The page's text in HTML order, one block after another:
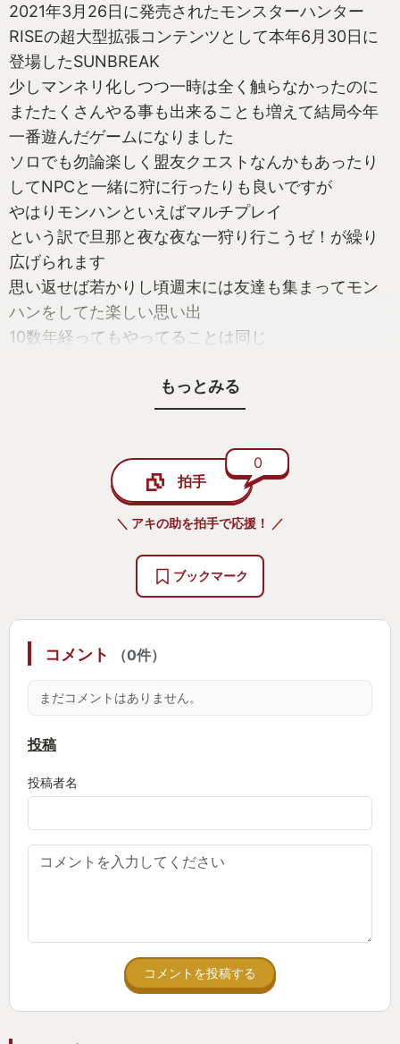
2021年3月26日に発売されたモンスターハンター
RISEの超大型拡張コンテンツとして本年6月30日に
登場したSUNBREAK
少しマンネリ化しつつ一時は全く触らなかったのに
またたくさんやる事も出来ることも増えて結局今年
一番遊んだゲームになりました
ソロでも勿論楽しく盟友クエストなんかもあったり
してNPCと一緒に狩に行ったりも良いですが
やはりモンハンといえばマルチプレイ
という訳で旦那と夜な夜な一狩り行こうゼ！が繰り
広げられます
思い返せば若かりし頃週末には友達も集まってモン
ハンをしてた楽しい思い出
10数年経ってもやってることは同じ
そんな夫婦の仲を取り持ってくれる(モンハンが原因
で喧嘩もありますが(笑))ゲームがやはり私の今年の
モンハンシリーズは過去にもたくさん出てます
が、私は久しぶりのモンハン
だった私でも非常にやりやすく高難易度を除き狩れ
し何かアイテム忘れてもテントに取りに行くのもで
きる
かしてたけどマップに全て表示してくれてて方向音
初心者や過去モンハンが苦手だった人でも十二分に
っていて持ち運べるので寝る前のちょっとした時間
据置型でTVつけて〜って結構面倒ですが枕元に置い
ててすぐ手元で出来る
このお手軽感も長く遊べた理由かなっと
夫婦の絆を高めてくれたモンハンライズ/サンブレイ
もっとみる
拍手
0
＼ アキの助を拍手で応援！ ／
ブックマーク
コメント （0件）
まだコメントはありません。
投稿
投稿者名
コメントを投稿する